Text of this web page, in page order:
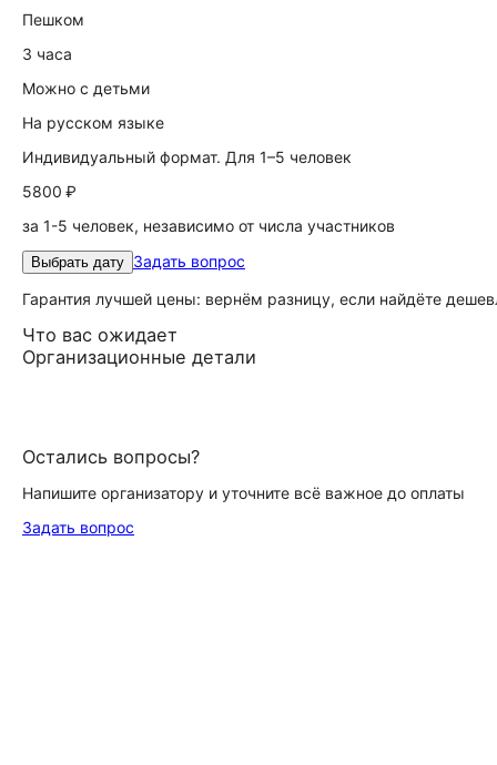
Пешком
3 часа
Можно с детьми
На русском языке
Индивидуальный формат. Для 1–5 человек
5800 ₽
за 1-5 человек, независимо от числа участников
Выбрать дату Задать вопрос
Гарантия лучшей цены: вернём разницу, если найдёте
Что вас ожидает
Организационные детали
Остались вопросы?
Напишите организатору и уточните всё важное до оплаты
Задать вопрос